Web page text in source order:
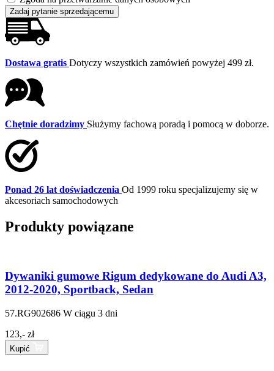
Zadaj pytanie sprzedającemu
Dostawa gratis Dotyczy wszystkich zamówień powyżej 499 zł.
Chętnie doradzimy Służymy fachową poradą i pomocą w doborze.
Ponad 26 lat doświadczenia Od 1999 roku specjalizujemy się w
akcesoriach samochodowych
Produkty powiązane
Dywaniki gumowe Rigum dedykowane do Audi A3,
2012-2020, Sportback, Sedan
57.RG902686 W ciągu 3 dni
123,- zł
Kupić